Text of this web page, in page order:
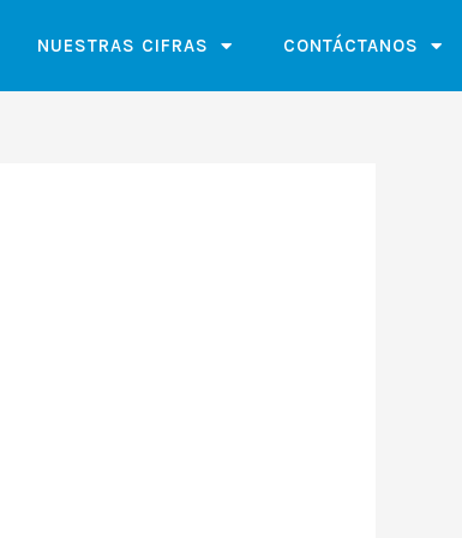
NUESTRAS CIFRAS CONTÁCTANOS